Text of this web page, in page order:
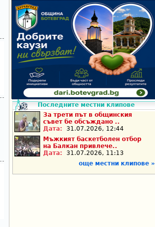
Последните местни клипове
За трети път в общинския
съвет бе обсъждано ..
Дата:
31.07.2026, 12:44
Мъжкият баскетболен отбор
на Балкан привлече..
Дата:
31.07.2026, 11:13
още местни клипове »